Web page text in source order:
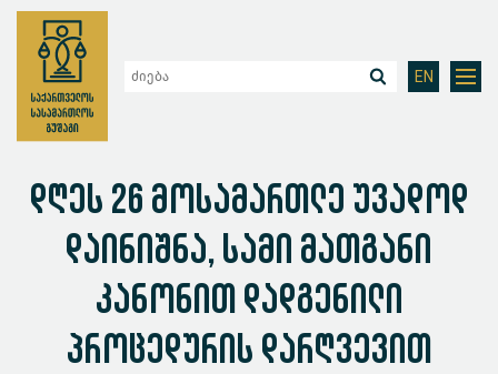
EN
დღეს 26 მოსამართლე უვადოდ
დაინიშნა, სამი მათგანი
კანონით დადგენილი
პროცედურის დარღვევით